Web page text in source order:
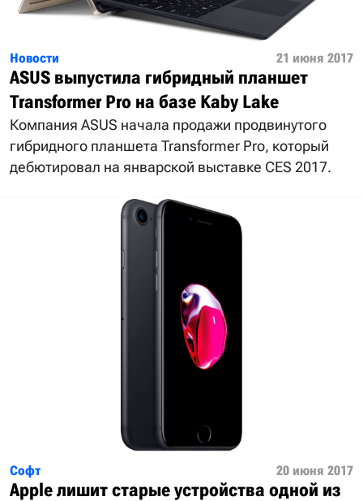
Новости 21 июня 2017
ASUS выпустила гибридный планшет
Transformer Pro на базе Kaby Lake
Компания ASUS начала продажи продвинутого
гибридного планшета Transformer Pro, который
дебютировал на январской выставке CES 2017.
Софт 20 июня 2017
Apple лишит старые устройства одной из